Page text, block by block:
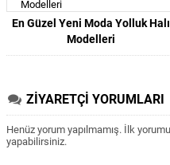
En Güzel Yeni Moda Yolluk Halı
Modelleri
ZİYARETÇİ YORUMLARI
Henüz yorum yapılmamış. İlk
yapabilirsiniz.